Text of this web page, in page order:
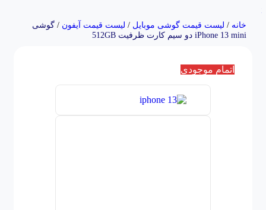
خانه / لیست قیمت گوشی موبایل / لیست قیمت آیفون / گوشی
iPhone 13 mini دو سیم‌ کارت ظرفیت 512GB
اتمام موجودی